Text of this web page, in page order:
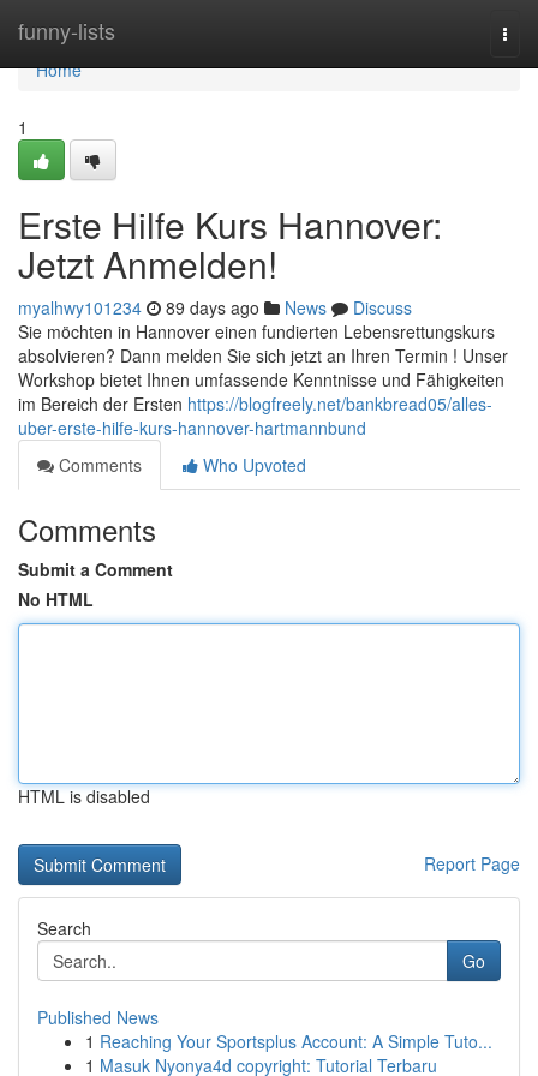
funny-lists
Home
Home
1
Erste Hilfe Kurs Hannover:
Jetzt Anmelden!
myalhwy101234 89 days ago News
Discuss
Sie möchten in Hannover einen fundierten Lebensrettungskurs
absolvieren? Dann melden Sie sich jetzt an Ihren Termin ! Unser
Workshop bietet Ihnen umfassende Kenntnisse und Fähigkeiten
im Bereich der Ersten https://blogfreely.net/bankbread05/alles-
uber-erste-hilfe-kurs-hannover-hartmannbund
Comments
Who Upvoted
Comments
Submit a Comment
No HTML
HTML is disabled
Report Page
Search
Go
Published News
1 Reaching Your Sportsplus Account: A Simple Tuto...
1 Masuk Nyonya4d copyright: Tutorial Terbaru